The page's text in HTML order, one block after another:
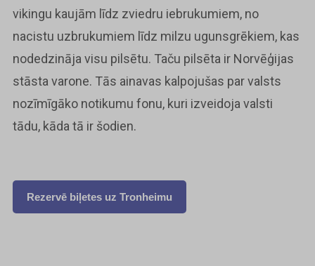
vikingu kaujām līdz zviedru iebrukumiem, no
nacistu uzbrukumiem līdz milzu ugunsgrēkiem, kas
nodedzināja visu pilsētu. Taču pilsēta ir Norvēģijas
stāsta varone. Tās ainavas kalpojušas par valsts
nozīmīgāko notikumu fonu, kuri izveidoja valsti
tādu, kāda tā ir šodien.
Rezervē biļetes uz Tronheimu